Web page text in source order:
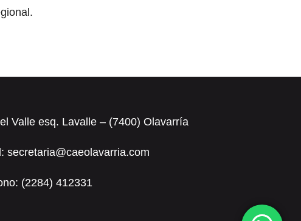
Valle esq. Lavalle – (7400) Olavarría
secretaria@caeolavarria.com
(2284) 412331